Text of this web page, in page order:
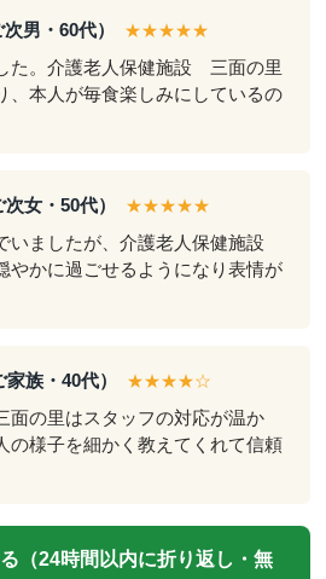
男・60代） ★★★★★
た。介護老人保健施設 三面の里
、本人が毎食楽しみにしているの
女・50代） ★★★★★
いましたが、介護老人保健施設
やかに過ごせるようになり表情が
族・40代） ★★★★☆
の里はスタッフの対応が温か
の様子を細かく教えてくれて信頼
（24時間以内に折り返し・無